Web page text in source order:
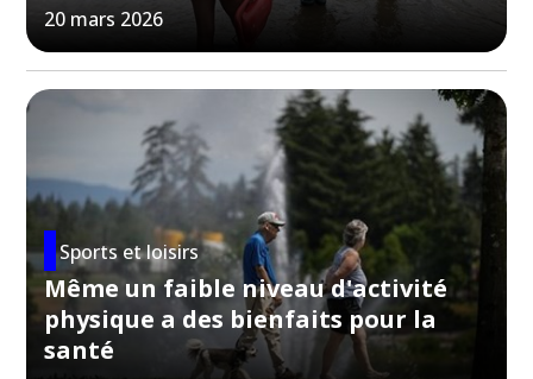
20 mars 2026
Sports et loisirs
Même un faible niveau d'activité
physique a des bienfaits pour la
santé